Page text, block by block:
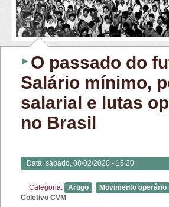
O passado do
Salário mínimo,
salarial e lutas
no Brasil
Data: sábado, 08/02/2020 - 15:20
Categoria: Artigo Movimento operário
Coletivo CVM